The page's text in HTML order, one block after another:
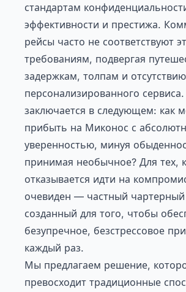
стандартам
эффективности и престижа.
рейсы часто не соответствуют
требованиям, подвергая
задержкам, толпам и отсутствию
персонализированного
заключается в следующем: как
прибыть на Миконос с
уверенностью, минуя
принимая необычное? Для тех,
отказывается идти на
очевиден — частный чартерный
созданный для того, чтобы
безупречное, безстрессовое
каждый раз.
Мы предлагаем решение,
превосходит традиционные